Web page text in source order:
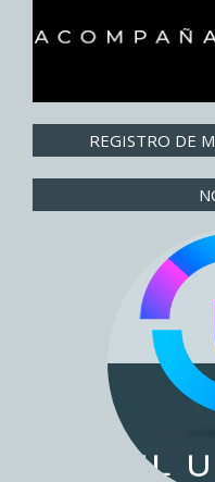
REGISTRO DE